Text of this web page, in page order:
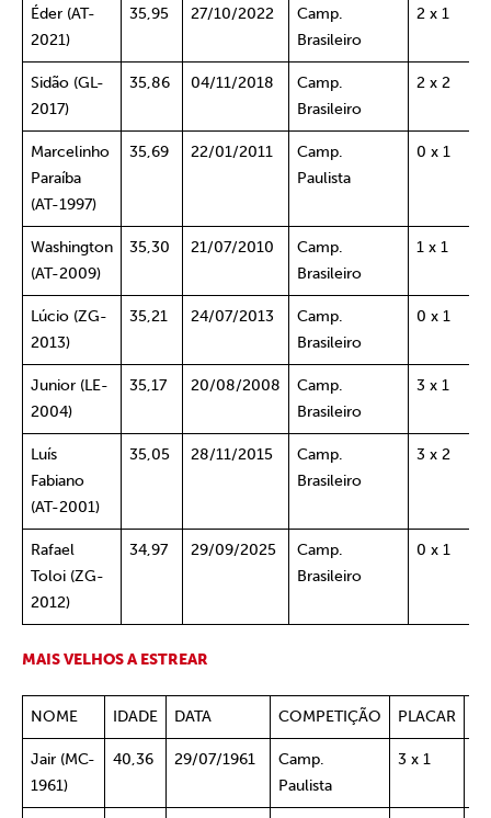
Éder (AT-
2021)
35,95 27/10/2022
Camp.
Brasileiro
2 x 1
Sidão (GL-
2017)
35,86 04/11/2018
Camp.
Brasileiro
2 x 2
Marcelinho
Paraíba
(AT-1997)
35,69 22/01/2011
Camp.
Paulista
0 x 1
Washington
(AT-2009)
35,30 21/07/2010
Camp.
Brasileiro
1 x 1
Lúcio (ZG-
2013)
35,21 24/07/2013
Camp.
Brasileiro
0 x 1
Junior (LE-
2004)
35,17 20/08/2008
Camp.
Brasileiro
3 x 1
Luís
Fabiano
(AT-2001)
35,05 28/11/2015
Camp.
Brasileiro
3 x 2
Rafael
Toloi (ZG-
2012)
34,97 29/09/2025
Camp.
Brasileiro
0 x 1
MAIS VELHOS A ESTREAR
NOME IDADE DATA COMPETIÇÃO PLACAR
Jair (MC-
1961)
40,36 29/07/1961
Camp.
Paulista
3 x 1